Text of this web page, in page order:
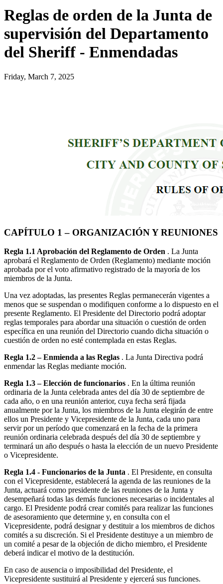
Reglas de orden de la Junta de
supervisión del Departamento
del Sheriff - Enmendadas
Friday, March 7, 2025
CAPÍTULO 1 – ORGANIZACIÓN Y REUNIONES
Regla 1.1 Aprobación del Reglamento de Orden . La Junta
aprobará el Reglamento de Orden (Reglamento) mediante moción
aprobada por el voto afirmativo registrado de la mayoría de los
miembros de la Junta.
Una vez adoptadas, las presentes Reglas permanecerán vigentes a
menos que se suspendan o modifiquen conforme a lo dispuesto en el
presente Reglamento. El Presidente del Directorio podrá adoptar
reglas temporales para abordar una situación o cuestión de orden
específica en una reunión del Directorio cuando dicha situación o
cuestión de orden no esté contemplada en estas Reglas.
Regla 1.2 – Enmienda a las Reglas . La Junta Directiva podrá
enmendar las Reglas mediante moción.
Regla 1.3 – Elección de funcionarios . En la última reunión
ordinaria de la Junta celebrada antes del día 30 de septiembre de
cada año, o en una reunión anterior, cuya fecha será fijada
anualmente por la Junta, los miembros de la Junta elegirán de entre
ellos un Presidente y Vicepresidente de la Junta, cada uno para
servir por un período que comenzará en la fecha de la primera
reunión ordinaria celebrada después del día 30 de septiembre y
terminará un año después o hasta la elección de un nuevo Presidente
o Vicepresidente.
Regla 1.4 - Funcionarios de la Junta . El Presidente, en consulta
con el Vicepresidente, establecerá la agenda de las reuniones de la
Junta, actuará como presidente de las reuniones de la Junta y
desempeñará todas las demás funciones necesarias o incidentales al
cargo. El Presidente podrá crear comités para realizar las funciones
de asesoramiento que determine y, en consulta con el
Vicepresidente, podrá designar y destituir a los miembros de dichos
comités a su discreción. Si el Presidente destituye a un miembro de
un comité a pesar de la objeción de dicho miembro, el Presidente
deberá indicar el motivo de la destitución.
En caso de ausencia o imposibilidad del Presidente, el
Vicepresidente sustituirá al Presidente y ejercerá sus funciones.